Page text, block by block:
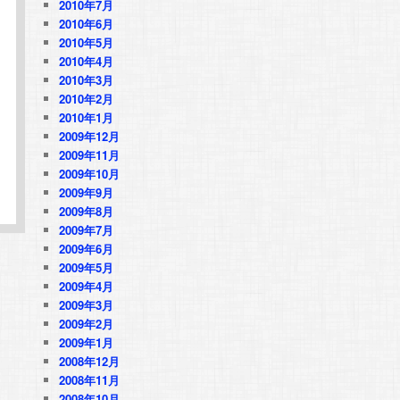
2010年7月
2010年6月
2010年5月
2010年4月
2010年3月
2010年2月
2010年1月
2009年12月
2009年11月
2009年10月
2009年9月
2009年8月
2009年7月
2009年6月
2009年5月
2009年4月
2009年3月
2009年2月
2009年1月
2008年12月
2008年11月